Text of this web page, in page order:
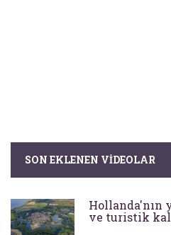
SON EKLENEN VIDEOLAR
Hollanda'nın
ve turistik